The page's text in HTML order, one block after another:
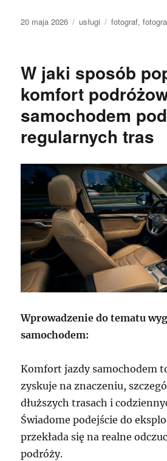
Data
20 maja 2026 Kategorie
usługi Tagi
fotograf,
W jaki sposób
komfort
samochodem
regularnych tras
Wprowadzenie do tematu
samochodem:
Komfort jazdy samochodem
zyskuje na znaczeniu,
dłuższych trasach i
Świadome podejście do
przekłada się na realne
podróży.